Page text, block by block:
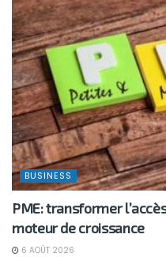
BUSINESS
PME: transformer
moteur de croissance
6 AOÛT 2026